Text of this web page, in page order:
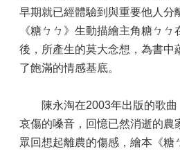
早期就已經體驗到與重要他人分
《糖ㄅㄅ》生動描繪主角糖ㄅ
後，所產生的莫大念想，為書中
了飽滿的情感基底。
陳永淘在2003年出版的歌曲
哀傷的嗓音，回憶已然消逝的農
眾回想起離農的傷感，繪本《糖